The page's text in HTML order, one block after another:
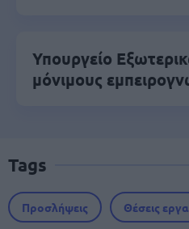
Υπουργείο
μόνιμους
Tags
Προσλήψεις Θέσεις